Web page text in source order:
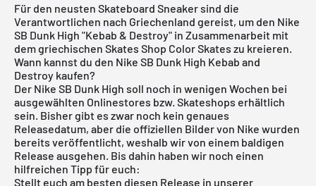
Für den neusten Skateboard Sneaker sind die
Verantwortlichen nach Griechenland gereist, um den Nike
SB Dunk High "Kebab & Destroy" in Zusammenarbeit mit
dem griechischen Skates Shop Color Skates zu kreieren.
Wann kannst du den Nike SB Dunk High Kebab and
Destroy kaufen?
Der Nike SB Dunk High soll noch in wenigen Wochen bei
ausgewählten Onlinestores bzw. Skateshops erhältlich
sein. Bisher gibt es zwar noch kein genaues
Releasedatum, aber die offiziellen Bilder von Nike wurden
bereits veröffentlicht, weshalb wir von einem baldigen
Release ausgehen. Bis dahin haben wir noch einen
hilfreichen Tipp für euch:
Stellt euch am besten diesen Release in unserer